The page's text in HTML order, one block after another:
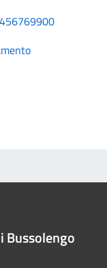
Bussolengo